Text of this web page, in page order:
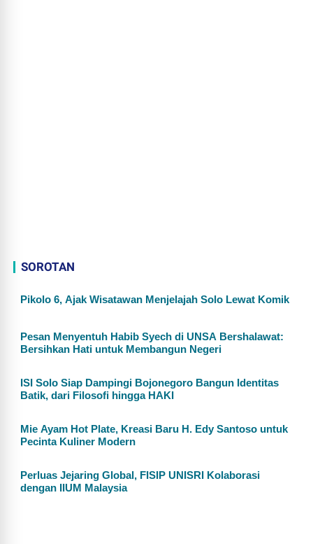
SOROTAN
Pikolo 6, Ajak Wisatawan Menjelajah Solo Lewat Komik
Pesan Menyentuh Habib Syech di UNSA Bershalawat:
Bersihkan Hati untuk Membangun Negeri
ISI Solo Siap Dampingi Bojonegoro Bangun Identitas
Batik, dari Filosofi hingga HAKI
Mie Ayam Hot Plate, Kreasi Baru H. Edy Santoso untuk
Pecinta Kuliner Modern
Perluas Jejaring Global, FISIP UNISRI Kolaborasi
dengan IIUM Malaysia